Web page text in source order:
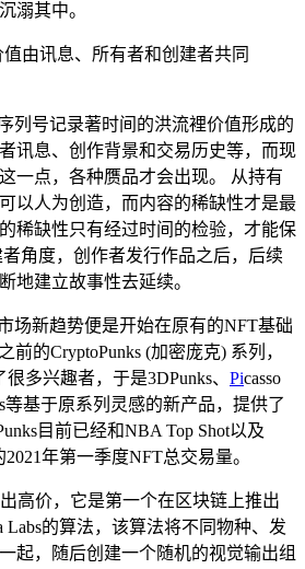
溺其中。
由讯息、所有者和创建者共同
列号记录著时间的洪流裡价值形成的
讯息、创作背景和交易历史等，而现
一点，各种赝品才会出现。 从持有
以人为创造，而内容的稀缺性才是最
稀缺性只有经过时间的检验，才能保
角度，创作者发行作品之后，后续
地建立故事性去延续。
场新趋势便是开始在原有的NFT基础
前的CryptoPunks (加密庞克) 系列，
多兴趣者，于是3DPunks、 Picasso
等基于原系列灵感的新产品，提供了
目前已经和NBA Top Shot以及
2021年第一季度NFT总交易量。
高价，它是第一个在区块链上推出
Labs的算法，该算法将不同物种、发
起，随后创建一个随机的视觉输出组